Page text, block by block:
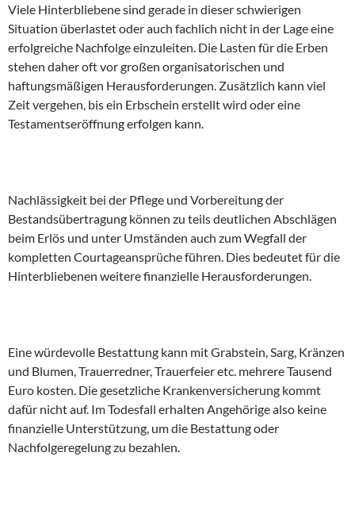
Viele Hinterbliebene sind gerade in dieser schwierigen
Situation überlastet oder auch fachlich nicht in der Lage eine
erfolgreiche Nachfolge einzuleiten. Die Lasten für die Erben
stehen daher oft vor großen organisatorischen und
haftungsmäßigen Herausforderungen. Zusätzlich kann viel
Zeit vergehen, bis ein Erbschein erstellt wird oder eine
Testamentseröffnung erfolgen kann.
Nachlässigkeit bei der Pflege und Vorbereitung der
Bestandsübertragung können zu teils deutlichen Abschlägen
beim Erlös und unter Umständen auch zum Wegfall der
kompletten Courtageansprüche führen. Dies bedeutet für die
Hinterbliebenen weitere finanzielle Herausforderungen.
Eine würdevolle Bestattung kann mit Grabstein, Sarg, Kränzen
und Blumen, Trauerredner, Trauerfeier etc. mehrere Tausend
Euro kosten. Die gesetzliche Krankenversicherung kommt
dafür nicht auf. Im Todesfall erhalten Angehörige also keine
finanzielle Unterstützung, um die Bestattung oder
Nachfolgeregelung zu bezahlen.